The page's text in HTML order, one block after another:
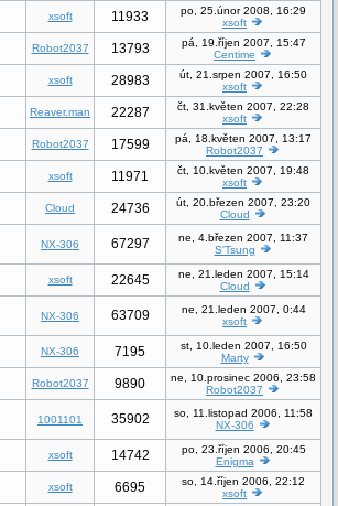
xsoft 11933
po, 25.únor 2008, 16:29
xsoft
Robot2037 13793
pá, 19.říjen 2007, 15:47
Centime
xsoft 28983
út, 21.srpen 2007, 16:50
xsoft
Reaver.man 22287
čt, 31.květen 2007, 22:28
xsoft
Robot2037 17599
pá, 18.květen 2007, 13:17
Robot2037
xsoft 11971
čt, 10.květen 2007, 19:48
xsoft
Cloud 24736
út, 20.březen 2007, 23:20
Cloud
NX-306 67297
ne, 4.březen 2007, 11:37
S'Tsung
xsoft 22645
ne, 21.leden 2007, 15:14
Cloud
NX-306 63709
ne, 21.leden 2007, 0:44
xsoft
NX-306 7195
st, 10.leden 2007, 16:50
Marty
Robot2037 9890
ne, 10.prosinec 2006, 23:58
Robot2037
1001101 35902
so, 11.listopad 2006, 11:58
NX-306
xsoft 14742
po, 23.říjen 2006, 20:45
Enigma
xsoft 6695
so, 14.říjen 2006, 22:12
xsoft